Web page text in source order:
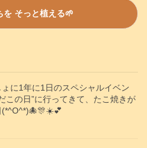
に1年に1日のスペシャルイベン
この日”に行ってきて、たこ焼きが
(*^O^*)🐙🎊☀️💕